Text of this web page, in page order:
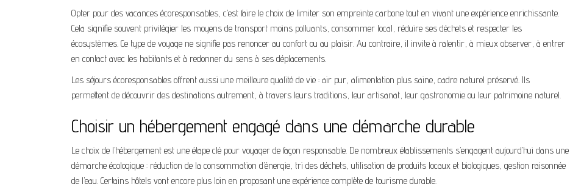
Opter pour des vacances écoresponsables, c’est faire le choix de limiter son empreinte carbone tout en vivant une expérience enrichissante.
Cela signifie souvent privilégier les moyens de transport moins polluants, consommer local, réduire ses déchets et respecter les
écosystèmes. Ce type de voyage ne signifie pas renoncer au confort ou au plaisir. Au contraire, il invite à ralentir, à mieux observer, à entrer
en contact avec les habitants et à redonner du sens à ses déplacements.
Les séjours écoresponsables offrent aussi une meilleure qualité de vie : air pur, alimentation plus saine, cadre naturel préservé. Ils
permettent de découvrir des destinations autrement, à travers leurs traditions, leur artisanat, leur gastronomie ou leur patrimoine naturel.
Choisir un hébergement engagé dans une démarche durable
Le choix de l’hébergement est une étape clé pour voyager de façon responsable. De nombreux établissements s’engagent aujourd’hui dans une
démarche écologique : réduction de la consommation d’énergie, tri des déchets, utilisation de produits locaux et biologiques, gestion raisonnée
de l’eau. Certains hôtels vont encore plus loin en proposant une expérience complète de tourisme durable.